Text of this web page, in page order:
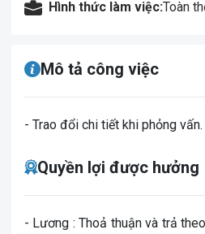
Hình thức làm việc:Toàn
Mô tả công việc
- Trao đổi chi tiết khi phỏng vấn.
Quyền lợi được hưởng
- Lương : Thoả thuận và trả